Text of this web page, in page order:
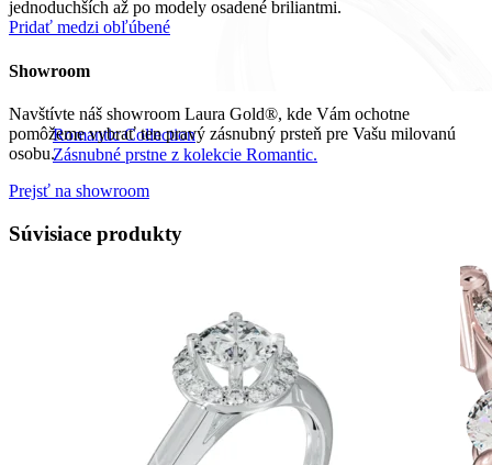
Romantic Collection
Zásnubné prstne z kolekcie Romantic.
jednoduchších až po modely osadené briliantmi.
Pridať medzi obľúbené
Showroom
Navštívte náš showroom Laura Gold®, kde Vám ochotne
pomôžeme vybrať ten pravý zásnubný prsteň pre Vašu milovanú
osobu.
Prejsť na showroom
Súvisiace produkty